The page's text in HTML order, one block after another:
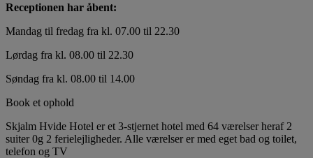
Receptionen har åbent:
Mandag til fredag fra kl. 07.00 til 22.30
Lørdag fra kl. 08.00 til 22.30
Søndag fra kl. 08.00 til 14.00
Book et ophold
Skjalm Hvide Hotel er et 3-stjernet hotel med 64 værelser heraf 2
suiter 0g 2 ferielejligheder. Alle værelser er med eget bad og toilet,
telefon og TV